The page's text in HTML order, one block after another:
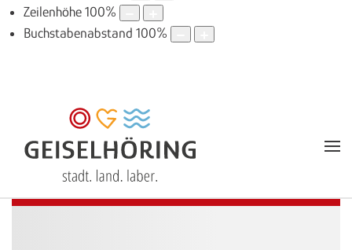
Zeilenhöhe 100%
Buchstabenabstand 100%